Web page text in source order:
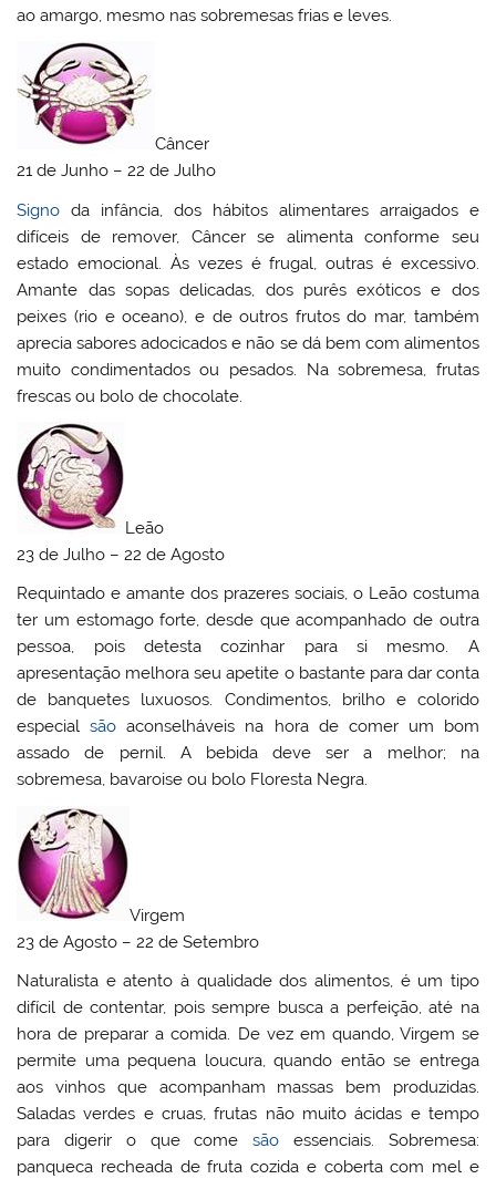
ao amargo, mesmo nas sobremesas frias e leves.
Câncer
21 de Junho – 22 de Julho
Signo da infância, dos hábitos alimentares arraigados e
difíceis de remover, Câncer se alimenta conforme seu
estado emocional. Às vezes é frugal, outras é excessivo.
Amante das sopas delicadas, dos purês exóticos e dos
peixes (rio e oceano), e de outros frutos do mar, também
aprecia sabores adocicados e não se dá bem com alimentos
muito condimentados ou pesados. Na sobremesa, frutas
frescas ou bolo de chocolate.
Leão
23 de Julho – 22 de Agosto
Requintado e amante dos prazeres sociais, o Leão costuma
ter um estomago forte, desde que acompanhado de outra
pessoa, pois detesta cozinhar para si mesmo. A
apresentação melhora seu apetite o bastante para dar conta
de banquetes luxuosos. Condimentos, brilho e colorido
especialsão aconselháveis na hora de comer um bom
assado de pernil. A bebida deve ser a melhor; na
sobremesa, bavaroise ou bolo Floresta Negra.
Virgem
23 de Agosto – 22 de Setembro
Naturalista e atento à qualidade dos alimentos, é um tipo
difícil de contentar, pois sempre busca a perfeição, até na
hora de preparar a comida. De vez em quando, Virgem se
permite uma pequena loucura, quando então se entrega
aos vinhos que acompanham massas bem produzidas.
Saladas verdes e cruas, frutas não muito ácidas e tempo
para digerir o que comesão essenciais. Sobremesa:
panqueca recheada de fruta cozida e coberta com mel e